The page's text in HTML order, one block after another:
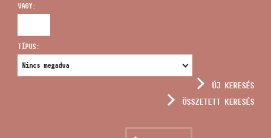
NYITVA TARTÁS
VAGY:
TÍPUS:
ÚJ KERESÉS
ÖSSZETETT KERESÉS